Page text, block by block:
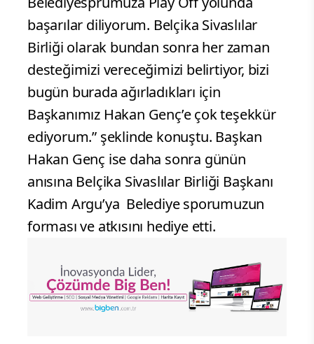
başarılar diliyorum. Belçika Sivaslılar
Birliği olarak bundan sonra her zaman
desteğimizi vereceğimizi belirtiyor, bizi
bugün burada ağırladıkları için
Başkanımız Hakan Genç’e çok teşekkür
ediyorum.” şeklinde konuştu. Başkan
Hakan Genç ise daha sonra günün
anısına Belçika Sivaslılar Birliği Başkanı
Kadim Argu’ya Belediye sporumuzun
forması ve atkısını hediye etti.